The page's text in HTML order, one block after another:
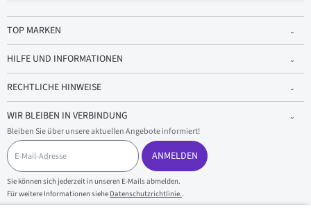
TOP MARKEN
HILFE UND INFORMATIONEN
RECHTLICHE HINWEISE
WIR BLEIBEN IN VERBINDUNG
Bleiben Sie über unsere aktuellen Angebote informiert!
E
-
M
a
i
l
ANMELDEN
Sie können sich jederzeit in unseren E-Mails abmelden.
Für weitere Informationen siehe Datenschutzrichtlinie..